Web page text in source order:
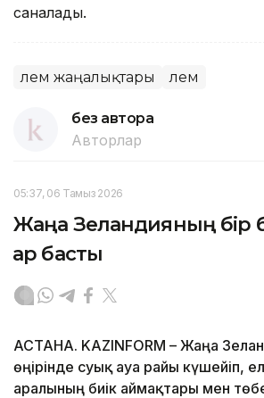
саналады.
Әлем жаңалықтары Әлем
без автора
Авторлар
05:37, 06 Тамыз 2026
Жаңа Зеландияның бір
қар басты
АСТАНА. KAZINFORM – Жаңа
өңірінде суық ауа райы күшейіп,
аралының биік аймақтары мен